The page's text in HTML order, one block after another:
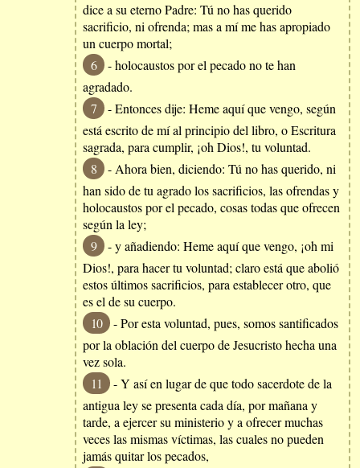
dice a su eterno Padre: Tú no has querido
sacrificio, ni ofrenda; mas a mí me has apropiado
un cuerpo mortal;
6
- holocaustos por el pecado no te han
agradado.
7
- Entonces dije: Heme aquí que vengo, según
está escrito de mí al principio del libro, o Escritura
sagrada, para cumplir, ¡oh Dios!, tu voluntad.
8
- Ahora bien, diciendo: Tú no has querido, ni
han sido de tu agrado los sacrificios, las ofrendas y
holocaustos por el pecado, cosas todas que ofrecen
según la ley;
9
- y añadiendo: Heme aquí que vengo, ¡oh mi
Dios!, para hacer tu voluntad; claro está que abolió
estos últimos sacrificios, para establecer otro, que
es el de su cuerpo.
10
- Por esta voluntad, pues, somos santificados
por la oblación del cuerpo de Jesucristo hecha una
vez sola.
11
- Y así en lugar de que todo sacerdote de la
antigua ley se presenta cada día, por mañana y
tarde, a ejercer su ministerio y a ofrecer muchas
veces las mismas víctimas, las cuales no pueden
jamás quitar los pecados,